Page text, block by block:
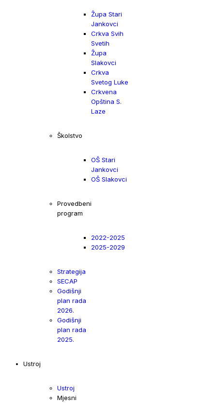
Župa Stari
Jankovci
Crkva Svih
Svetih
Župa
Slakovci
Crkva
Svetog Luke
Crkvena
Opština S.
Laze
Školstvo
OŠ Stari
Jankovci
OŠ Slakovci
Provedbeni
program
2022-2025
2025-2029
Strategija
SECAP
Godišnji
plan rada
2026.
Godišnji
plan rada
2025.
Ustroj
Ustroj
Mjesni